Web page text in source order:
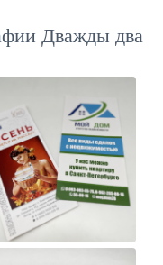
Дважды два